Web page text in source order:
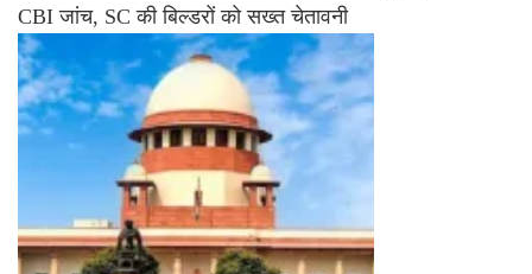
CBI जांच, SC की बिल्डरों को सख्त चेतावनी